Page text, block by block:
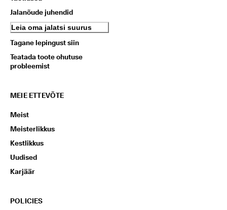
Jalanõude juhendid
Leia oma jalatsi suurus
Tagane lepingust siin
Teatada toote ohutuse
probleemist
MEIE ETTEVÕTE
Meist
Meisterlikkus
Kestlikkus
Uudised
Karjäär
POLICIES